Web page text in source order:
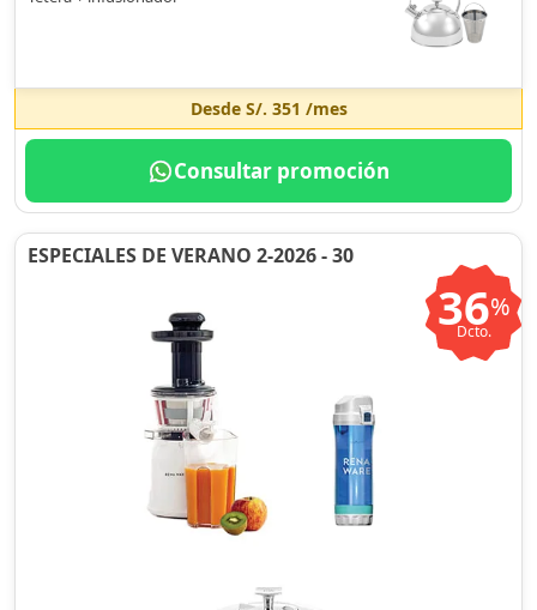
Desde S/. 351 /mes
Consultar promoción
ESPECIALES DE VERANO 2-2026 - 30
36%
Dcto.